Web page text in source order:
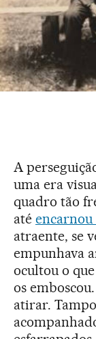
A
uma era
quadro tão
até
atraente, se
empunhava
ocultou o
os
atirar.